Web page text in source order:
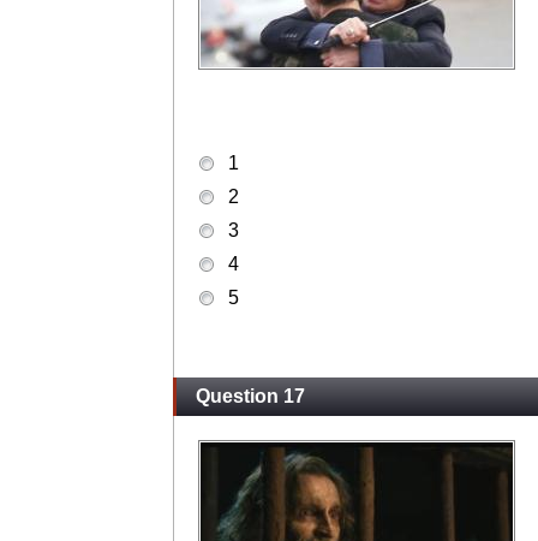
1
2
3
4
5
Question 17